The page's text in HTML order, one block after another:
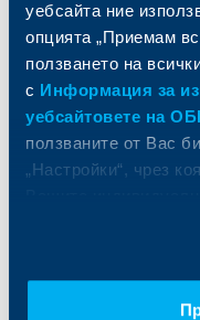
уебсайта ние
опцията „Приемам
ползването на
с Информация за
уебсайтовете на
ползваните от Вас
„Настройки“, чрез
За ОББ
Кои сме ние
За KBC Груп